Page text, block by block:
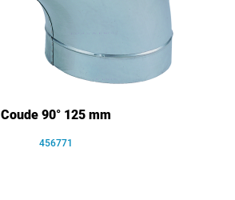
Coude 90° 125 mm
456771